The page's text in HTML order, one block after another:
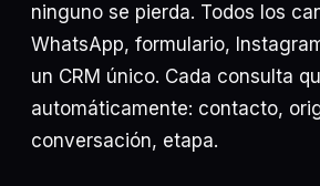
ninguno se pierda. Todos los
WhatsApp, formulario,
un CRM único. Cada consulta
automáticamente: contacto,
conversación, etapa.